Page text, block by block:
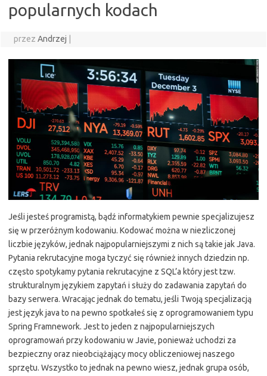
popularnych kodach
przez Andrzej
Jeśli jesteś programistą, bądź informatykiem pewnie specjalizujesz
się w przeróżnym kodowaniu. Kodować można w niezliczonej
liczbie języków, jednak najpopularniejszymi z nich są takie jak Java.
Pytania rekrutacyjne moga tyczyć się również innych dziedzin np.
często spotykamy pytania rekrutacyjne z SQL’a który jest tzw.
strukturalnym językiem zapytań i służy do zadawania zapytań do
bazy serwera. Wracając jednak do tematu, jeśli Twoją specjalizacją
jest język java to na pewno spotkałeś się z oprogramowaniem typu
Spring Framnework. Jest to jeden z najpopularniejszych
oprogramowań przy kodowaniu w Javie, ponieważ uchodzi za
bezpieczny oraz nieobciążający mocy obliczeniowej naszego
sprzętu. Wszystko to jednak na pewno wiesz, jednak grupa osób,